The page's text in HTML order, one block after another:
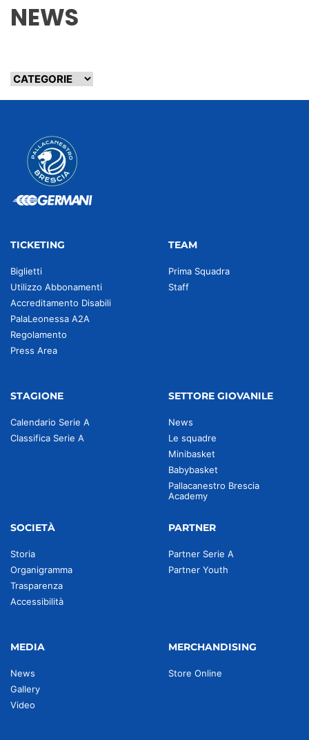
NEWS
TICKETING
Biglietti
Utilizzo Abbonamenti
Accreditamento Disabili
PalaLeonessa A2A
Regolamento
Press Area
TEAM
Prima Squadra
Staff
STAGIONE
Calendario Serie A
Classifica Serie A
SETTORE GIOVANILE
News
Le squadre
Minibasket
Babybasket
Pallacanestro Brescia
Academy
SOCIETÀ
Storia
Organigramma
Trasparenza
Accessibilità
PARTNER
Partner Serie A
Partner Youth
MEDIA
News
Gallery
Video
MERCHANDISING
Store Online